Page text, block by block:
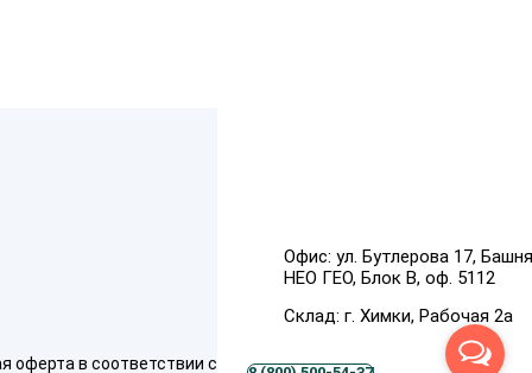
Офис: ул. Бутлерова 17, Башня
НЕО ГЕО, Блок В, оф. 5112
Склад: г. Химки, Рабочая 2а
в соответствии со ст. 437 (п. 2) ГК